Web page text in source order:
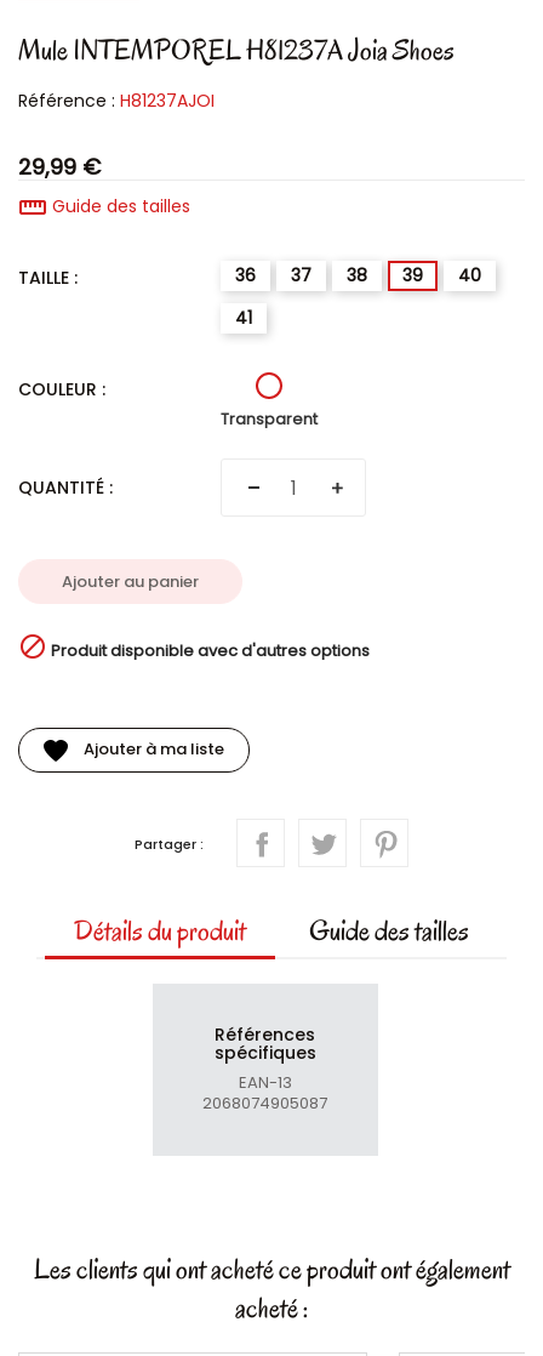
Mule INTEMPOREL H81237A Joia Shoes
Référence : H81237AJOI
29,99 €
straighten Guide des tailles
TAILLE : 36 37 38 39
40
41
COULEUR : Transparent
Transparent
QUANTITÉ :
Ajouter au panier
 Produit disponible avec d'autres options
Ajouter à ma liste
Partager :
Détails du produit Guide des tailles
Références
spécifiques
EAN-13
2068074905087
Les clients qui ont acheté ce produit ont également
acheté :